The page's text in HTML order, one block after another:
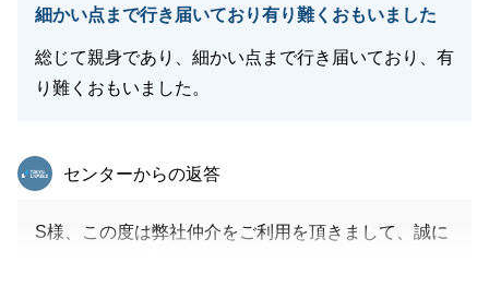
細かい点まで行き届いており有り難くおもいました
総じて親身であり、細かい点まで行き届いており、有
り難くおもいました。
東急リバブル
センターからの返答
S様、この度は弊社仲介をご利用を頂きまして、誠に